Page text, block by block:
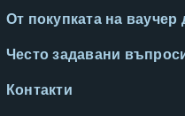
От покупката на
Често задавани
Контакти